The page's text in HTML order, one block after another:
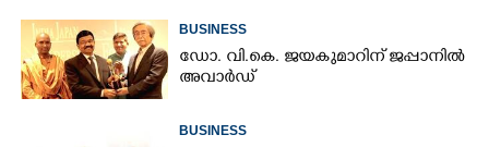
BUSINESS
ഡോ. വി.കെ. ജയകുമാറിന് ജപ്പാനിൽ
അവാർഡ്
BUSINESS
Share this link